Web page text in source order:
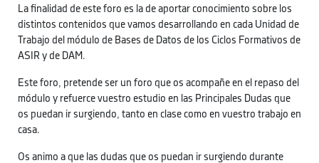
La finalidad de este foro es la de aportar conocimiento sobre los
distintos contenidos que vamos desarrollando en cada Unidad de
Trabajo del módulo de Bases de Datos de los Ciclos Formativos de
ASIR y de DAM.
Este foro, pretende ser un foro que os acompañe en el repaso del
módulo y refuerce vuestro estudio en las Principales Dudas que
os puedan ir surgiendo, tanto en clase como en vuestro trabajo en
casa.
Os animo a que las dudas que os puedan ir surgiendo durante